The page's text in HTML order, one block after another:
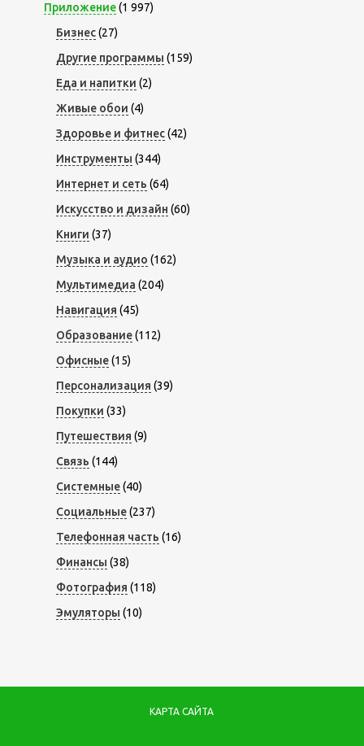
Приложение(1 997)
Бизнес(27)
Другие программы (159)
Еда и напитки (2)
Живые обои (4)
Здоровье и фитнес(42)
Инструменты (344)
Интернет и сеть (64)
Искусство и дизайн (60)
Книги (37)
Музыка и аудио (162)
Мультимедиа (204)
Навигация (45)
Образование(112)
Офисные(15)
Персонализация (39)
Покупки (33)
Путешествия (9)
Связь (144)
Системные(40)
Социальные(237)
Телефонная часть (16)
Финансы (38)
Фотография (118)
Эмуляторы (10)
КАРТА САЙТА